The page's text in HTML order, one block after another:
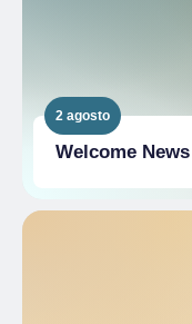
2 agosto
Welcome